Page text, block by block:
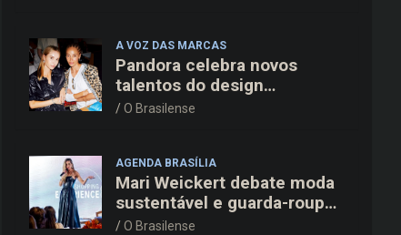
A VOZ DAS MARCAS
Pandora celebra novos
talentos do design
dinamarquês em jantar
O Brasilense
AGENDA BRASÍLIA
Mari Weickert debate moda
sustentável e guarda-roupa
inteligente no ParkShopping
O Brasilense